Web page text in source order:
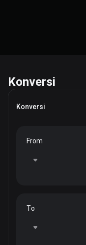
Konversi
Konversi
From
To